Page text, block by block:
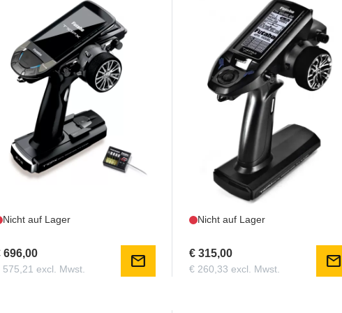
T10PX + R404SBS
Nicht auf Lager
696,00
575,21 excl. Mwst. mail
FUT01000032
FUTABA T4PM-Plus + R304SB
Nicht auf Lager
€ 315,00
€ 260,33 excl. Mwst. mail